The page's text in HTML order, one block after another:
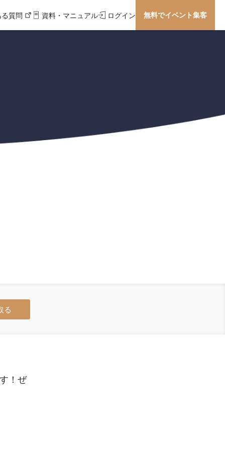
質問 資料・マニュアル ログイン 無料でイベント集客
る
！ぜ